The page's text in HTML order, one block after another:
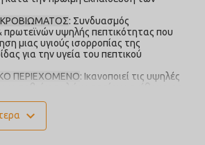
: Συνδυασμός
πρωτεϊνών υψηλής πεπτικότητας που
μιας υγιούς ισορροπίας της
για την υγεία του πεπτικού
ΠΕΡΙΕΧΟΜΕΝΟ: Ικανοποιεί τις υψηλές
πρωτεΐνη πουλερικών, ζωικά λίπη,
πούλπα τεύτλων, σιτάλευρο,
expand_more